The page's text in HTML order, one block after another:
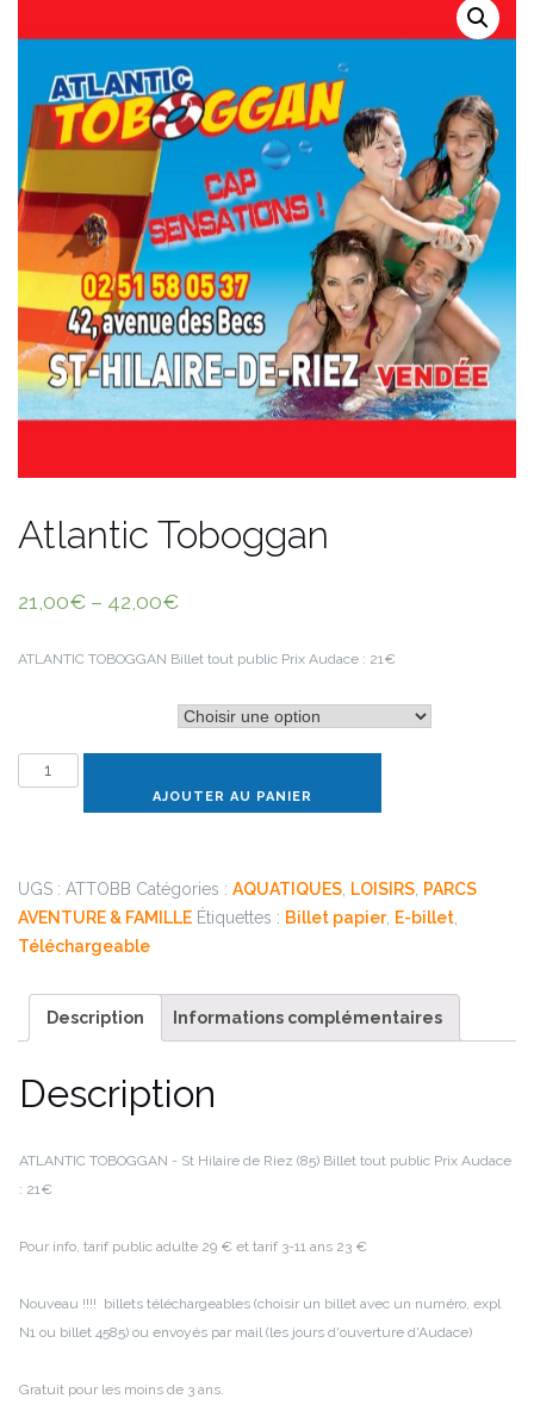
Atlantic Toboggan
21,00€ – 42,00€
ATLANTIC TOBOGGAN Billet tout public Prix Audace : 21€
quantité
AJOUTER AU PANIER
UGS : ATTOBB Catégories : AQUATIQUES, LOISIRS, PARCS
AVENTURE & FAMILLE Étiquettes : Billet papier, E-billet,
Téléchargeable
Description Informations complémentaires
Description
ATLANTIC TOBOGGAN - St Hilaire de Riez (85) Billet tout public Prix Audace
: 21€
Pour info, tarif public adulte 29 € et tarif 3-11 ans 23 €
Nouveau !!!! billets téléchargeables (choisir un billet avec un numéro, expl
N1 ou billet 4585) ou envoyés par mail (les jours d'ouverture d'Audace)
Gratuit pour les moins de 3 ans.